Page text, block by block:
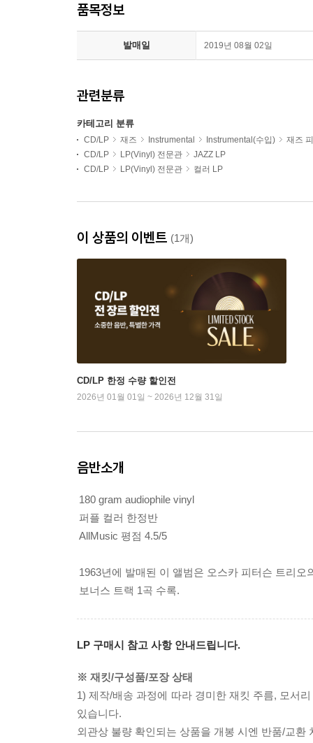
품목정보
발매일 2019년 08월 02일
관련분류
카테고리 분류
CD/LP 재즈 Instrumental Instrumental(수입)
재즈
CD/LP
LP(Vinyl) 전문관
JAZZ LP
CD/LP
LP(Vinyl) 전문관 컬러 LP
이 상품의 이벤트 (1개)
CD/LP 한정 수량 할인전
2026년 01월 01일 ~ 2026년 12월 31일
음반소개
180 gram audiophile vinyl
퍼플 컬러 한정반
AllMusic 평점 4.5/5
1963년에 발매된 이 앨범은 오스카 피터슨 트리
보너스 트랙 1곡 수록.
LP 구매시 참고 사항 안내드립니다.
※ 재킷/구성품/포장 상태
1) 제작/배송 과정에 따라 경미한 재킷 주름, 모서
있습니다.
외관상 불량 확인되는 상품을 개봉 시엔 반품/교환